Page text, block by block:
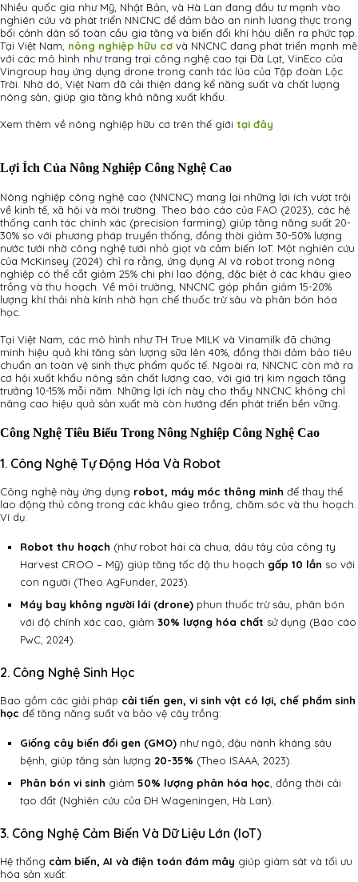
Nhiều quốc gia như Mỹ, Nhật Bản, và Hà Lan đang đầu tư mạnh vào
nghiên cứu và phát triển NNCNC để đảm bảo an ninh lương thực trong
bối cảnh dân số toàn cầu gia tăng và biến đổi khí hậu diễn ra phức tạp.
Tại Việt Nam, nông nghiệp hữu cơ và NNCNC đang phát triển mạnh mẽ
với các mô hình như trang trại công nghệ cao tại Đà Lạt, VinEco của
Vingroup hay ứng dụng drone trong canh tác lúa của Tập đoàn Lộc
Trời. Nhờ đó, Việt Nam đã cải thiện đáng kể năng suất và chất lượng
nông sản, giúp gia tăng khả năng xuất khẩu.
Xem thêm về nông nghiệp hữu cơ trên thế giới tại đây
Lợi Ích Của Nông Nghiệp Công Nghệ Cao
Nông nghiệp công nghệ cao (NNCNC) mang lại những lợi ích vượt trội
về kinh tế, xã hội và môi trường. Theo báo cáo của FAO (2023), các hệ
thống canh tác chính xác (precision farming) giúp tăng năng suất 20-
30% so với phương pháp truyền thống, đồng thời giảm 30-50% lượng
nước tưới nhờ công nghệ tưới nhỏ giọt và cảm biến IoT. Một nghiên cứu
của McKinsey (2024) chỉ ra rằng, ứng dụng AI và robot trong nông
nghiệp có thể cắt giảm 25% chi phí lao động, đặc biệt ở các khâu gieo
trồng và thu hoạch. Về môi trường, NNCNC góp phần giảm 15-20%
lượng khí thải nhà kính nhờ hạn chế thuốc trừ sâu và phân bón hóa
học.
Tại Việt Nam, các mô hình như TH True MILK và Vinamilk đã chứng
minh hiệu quả khi tăng sản lượng sữa lên 40%, đồng thời đảm bảo tiêu
chuẩn an toàn vệ sinh thực phẩm quốc tế. Ngoài ra, NNCNC còn mở ra
cơ hội xuất khẩu nông sản chất lượng cao, với giá trị kim ngạch tăng
trưởng 10-15% mỗi năm. Những lợi ích này cho thấy NNCNC không chỉ
nâng cao hiệu quả sản xuất mà còn hướng đến phát triển bền vững.
Công Nghệ Tiêu Biểu Trong Nông Nghiệp Công Nghệ Cao
1. Công Nghệ Tự Động Hóa Và Robot
Công nghệ này ứng dụng robot, máy móc thông minh để thay thế
lao động thủ công trong các khâu gieo trồng, chăm sóc và thu hoạch.
Ví dụ:
Robot thu hoạch (như robot hái cà chua, dâu tây của công ty
Harvest CROO – Mỹ) giúp tăng tốc độ thu hoạch gấp 10 lần so với
con người (Theo AgFunder, 2023).
Máy bay không người lái (drone) phun thuốc trừ sâu, phân bón
với độ chính xác cao, giảm 30% lượng hóa chất sử dụng (Báo cáo
PwC, 2024).
2. Công Nghệ Sinh Học
Bao gồm các giải pháp cải tiến gen, vi sinh vật có lợi, chế phẩm sinh
học để tăng năng suất và bảo vệ cây trồng:
Giống cây biến đổi gen (GMO) như ngô, đậu nành kháng sâu
bệnh, giúp tăng sản lượng 20-35% (Theo ISAAA, 2023).
Phân bón vi sinh giảm 50% lượng phân hóa học , đồng thời cải
tạo đất (Nghiên cứu của ĐH Wageningen, Hà Lan).
3. Công Nghệ Cảm Biến Và Dữ Liệu Lớn (IoT)
Hệ thống cảm biến, AI và điện toán đám mây giúp giám sát và tối ưu
hóa sản xuất: